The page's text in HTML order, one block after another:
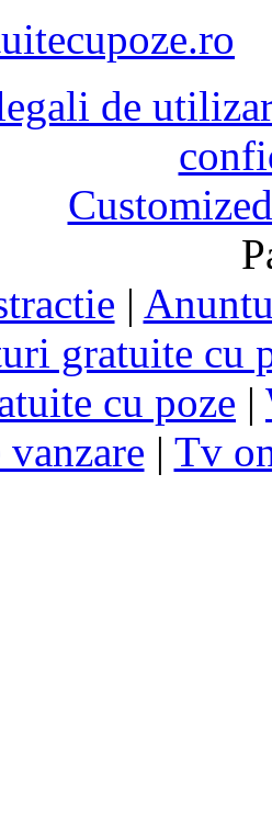
de
|
gratuite cu
cu poze |
| Tv